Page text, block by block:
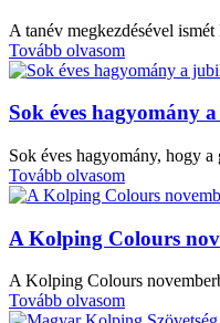
A tanév megkezdésével
Tovább olvasom
Sok éves hagyomány
Sok éves hagyomány, hogy
Tovább olvasom
A Kolping Colours
A Kolping Colours
Tovább olvasom